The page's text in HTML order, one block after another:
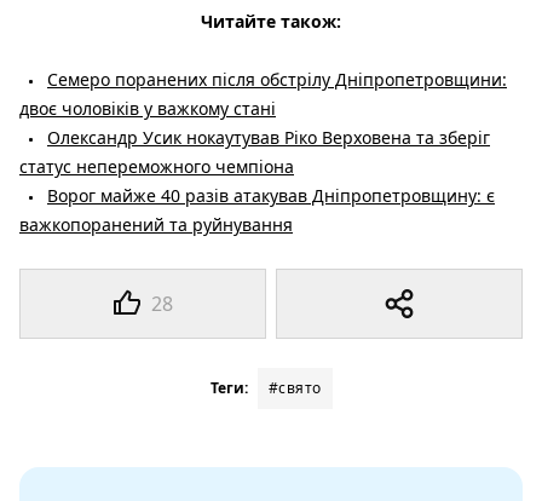
28
Читайте також:
Семеро поранених після обстрілу Дніпропетровщини:
двоє чоловіків у важкому стані
Олександр Усик нокаутував Ріко Верховена та зберіг
статус непереможного чемпіона
Ворог майже 40 разів атакував Дніпропетровщину: є
важкопоранений та руйнування
Теги: #свято